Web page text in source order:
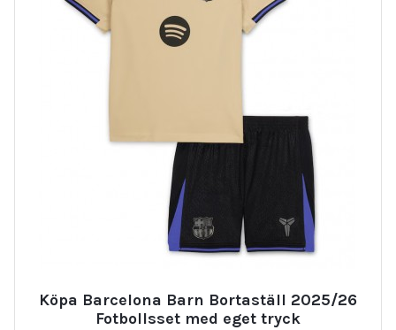
Köpa Barcelona Barn Bortaställ 2025/26
Fotbollsset med eget tryck